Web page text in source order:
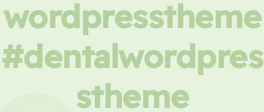
wordpresstheme
#dentalwordpres
stheme